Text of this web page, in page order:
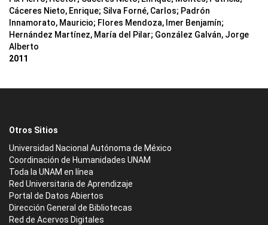
Cáceres Nieto, Enrique; Silva Forné, Carlos; Padrón
Innamorato, Mauricio; Flores Mendoza, Imer Benjamín;
Hernández Martínez, María del Pilar; González Galván, Jorge
Alberto
2011
Otros Sitios
Universidad Nacional Autónoma de México
Coordinación de Humanidades UNAM
Toda la UNAM en línea
Red Universitaria de Aprendizaje
Portal de Datos Abiertos
Dirección General de Bibliotecas
Red de Acervos Digitales